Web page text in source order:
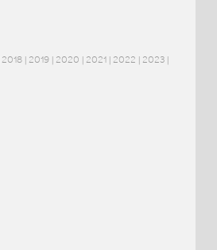
2018| 2019| 2020 | 2021| 2022 | 2023|